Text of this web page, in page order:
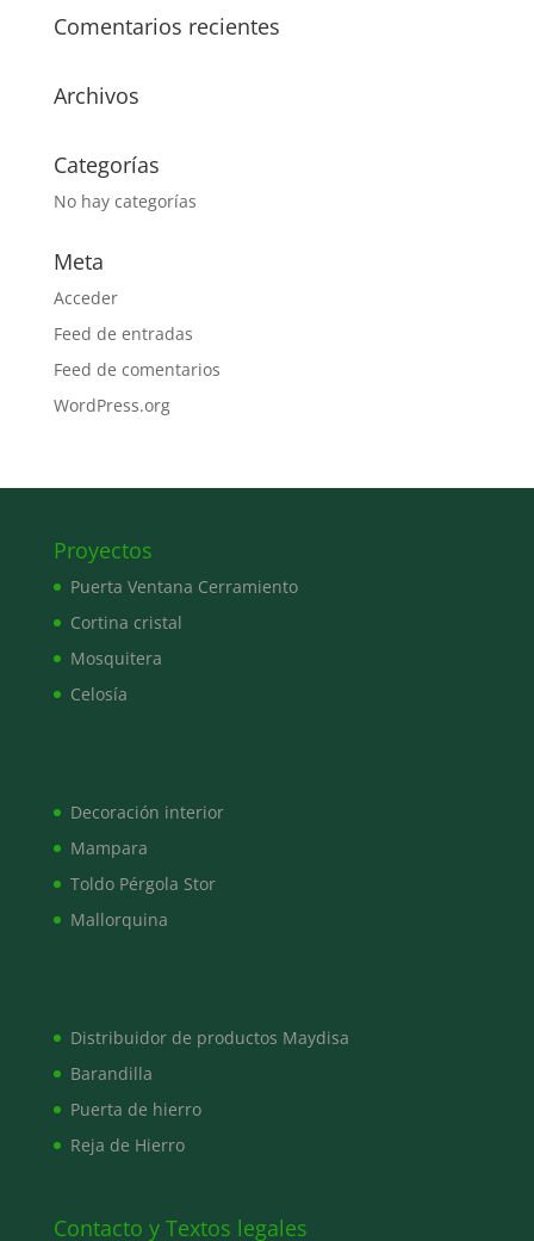
Comentarios recientes
Archivos
Categorías
No hay categorías
Meta
Acceder
Feed de entradas
Feed de comentarios
WordPress.org
Proyectos
Puerta Ventana Cerramiento
Cortina cristal
Mosquitera
Celosía
Decoración interior
Mampara
Toldo Pérgola Stor
Mallorquina
Distribuidor de productos Maydisa
Barandilla
Puerta de hierro
Reja de Hierro
Contacto y Textos legales